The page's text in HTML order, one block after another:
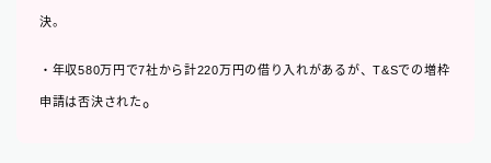
決。
・年収580万円で7社から計220万円の借り入れがあるが、T&Sでの増枠
申請は否決された。